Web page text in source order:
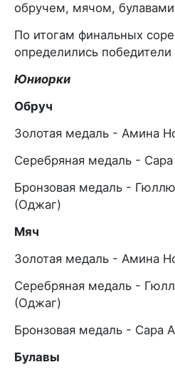
обручем, мячом,
По итогам финальных
определились
Юниорки
Обруч
Золотая медаль - Амина
Серебряная медаль -
Бронзовая медаль -
(Оджаг)
Мяч
Золотая медаль - Амина
Серебряная медаль -
(Оджаг)
Бронзовая медаль - Сара
Булавы